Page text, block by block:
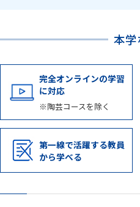
本学
完全オンラインの学習
に対応
※陶芸コースを除く
第一線で活躍する教員
から学べる